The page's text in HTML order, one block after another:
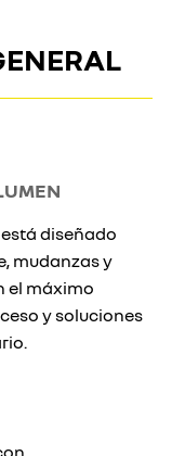
está diseñado
mudanzas y
el máximo
y soluciones